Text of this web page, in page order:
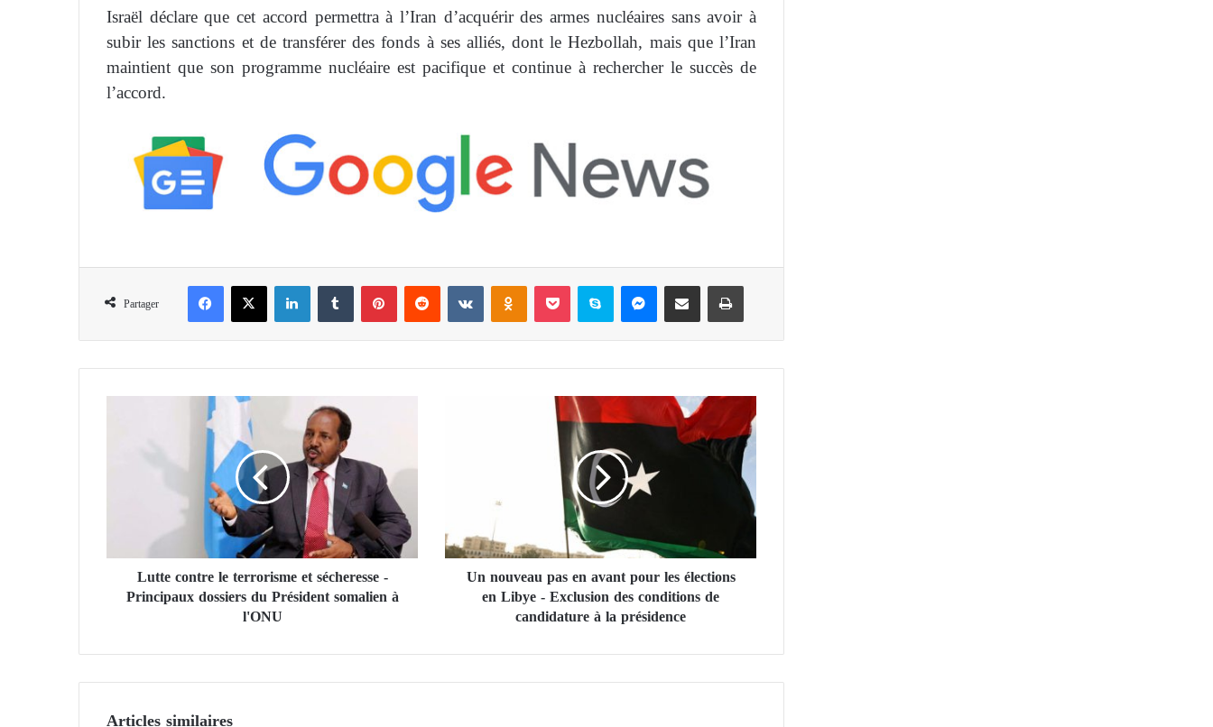
Israël déclare que cet accord permettra à l’Iran d’acquérir des armes nucléaires sans avoir à
subir les sanctions et de transférer des fonds à ses alliés, dont le Hezbollah, mais que l’Iran
maintient que son programme nucléaire est pacifique et continue à rechercher le succès de
l’accord.
Partager
Facebook X Linkedin Tumblr Pinterest Reddit VKontakte Odnoklassniki Pocket Skype Messenger Partager par email Imprimer
t
t
r
Lutte contre le terrorisme et sécheresse -
Principaux dossiers du Président somalien à
l'ONU
a
u
n
v
Un nouveau pas en avant pour les élections
en Libye - Exclusion des conditions de
candidature à la présidence
Articles similaires